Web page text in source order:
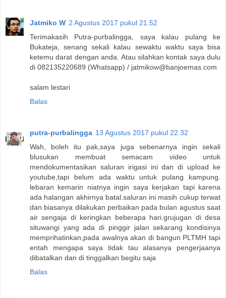
Jatmiko W 2 Agustus 2017 pukul 21.52
Terimakasih Putra-purbalingga, saya kalau pulang ke
Bukateja, senang sekali kalau sewaktu waktu saya bisa
ketemu darat dengan anda. Atau silahkan kontak saya dulu
di 082135220689 (Whatsapp) / jatmikow@banjoemas.com
salam lestari
Balas
putra-purbalingga 13 Agustus 2017 pukul 22.32
Wah, boleh itu pak,saya juga sebenarnya ingin sekali
blusukan membuat semacam video untuk
mendokumentasikan saluran irigasi ini dan di upload ke
youtube,tapi belum ada waktu untuk pulang kampung.
lebaran kemarin niatnya ingin saya kerjakan tapi karena
ada halangan akhirnya batal.saluran ini masih cukup terwat
dan biasanya dilakukan perbaikan pada bulan agustus saat
air sengaja di keringkan beberapa hari.grujugan di desa
situwangi yang ada di pinggir jalan sekarang kondisinya
memprihatinkan,pada awalnya akan di bangun PLTMH tapi
entah mengapa saya tidak tau alasanya pengerjaanya
dibatalkan dan di tinggalkan begitu saja
Balas